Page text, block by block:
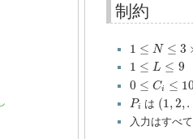
制約
1 ≤ N ≤ 3
≤3 104
1 ≤ L ≤ 9
1 L ≤9
0 ≤ Ci ≤
0 ≤10
Pi
Pi は (1,2,
(1 2,
入力はすべ